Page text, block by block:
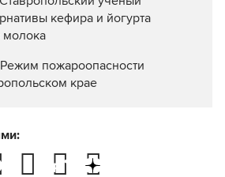
кефира и йогурта
молока
Режим пожароопасности
крае